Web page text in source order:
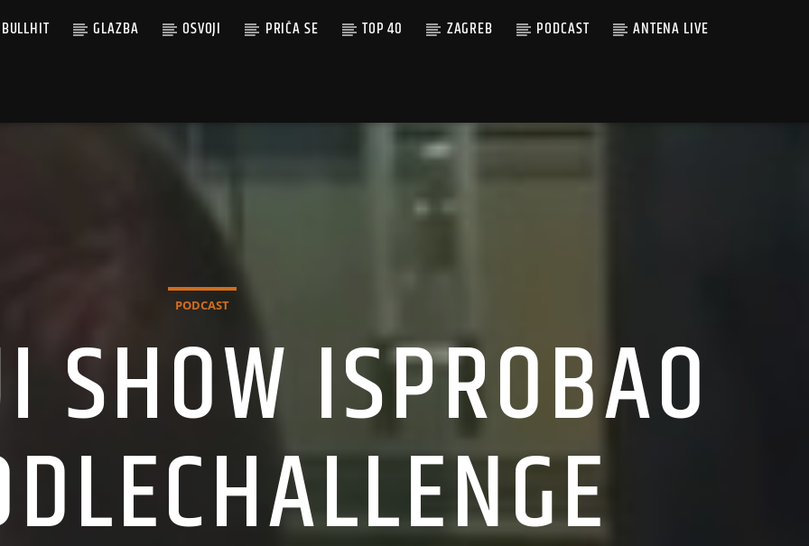
BULLHIT GLAZBA OSVOJI PRIČA SE TOP 40 ZAGREB PODCAST ANTENA LIVE
PODCAST
SHOW ISPROBAO